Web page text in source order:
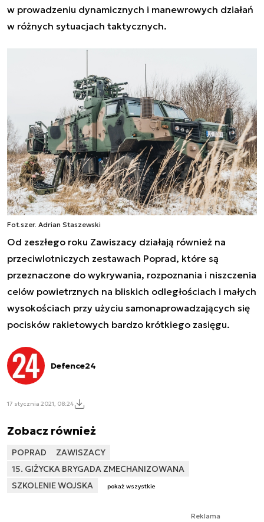
w prowadzeniu dynamicznych i manewrowych działań
w różnych sytuacjach taktycznych.
Fot.szer. Adrian Staszewski
Od zeszłego roku Zawiszacy działają również na
przeciwlotniczych zestawach Poprad, które są
przeznaczone do wykrywania, rozpoznania i niszczenia
celów powietrznych na bliskich odległościach i małych
wysokościach przy użyciu samonaprowadzających się
pocisków rakietowych bardzo krótkiego zasięgu.
Defence24
17 stycznia 2021, 08:24
Zobacz również
POPRAD
ZAWISZACY
15. GIŻYCKA BRYGADA ZMECHANIZOWANA
SZKOLENIE WOJSKA
pokaż wszystkie
Reklama